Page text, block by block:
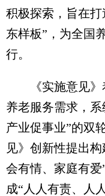
积极探索，旨在
东样板”，为全国
行。
《实施意见》
养老服务需求，
产业促事业”的双
见》创新性提出
会有情、家庭有爱
成“人人有责、人